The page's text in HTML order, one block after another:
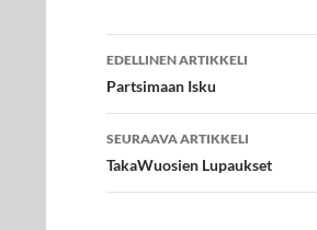
Artikkelien
selaus
EDELLINEN ARTIKKELI
Partsimaan Isku
SEURAAVA ARTIKKELI
TakaWuosien Lupaukset